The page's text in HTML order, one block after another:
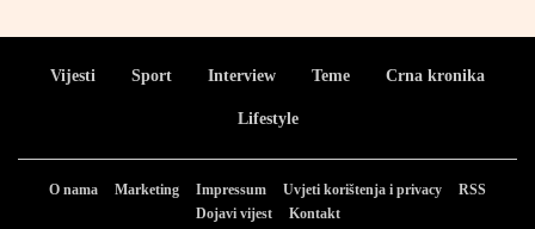
Vijesti Sport Interview Teme Crna kronika
Lifestyle
O nama Marketing Impressum Uvjeti korištenja i privacy
RSS
Dojavi vijest
Kontakt